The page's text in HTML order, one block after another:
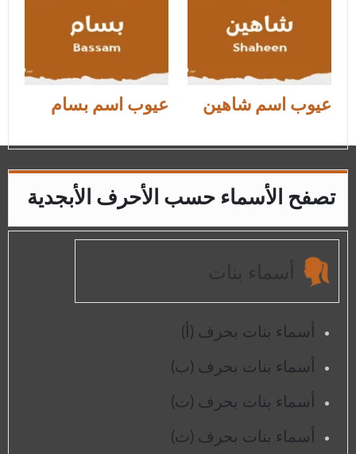
عيوب اسم شاهين عيوب اسم بسام
تصفح الأسماء حسب الأحرف الأبجدية
أسماء بنات بحرف (أ)
أسماء بنات بحرف (ب)
أسماء بنات بحرف (ت)
أسماء بنات بحرف (ث)